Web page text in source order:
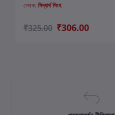
লেখক: সিদ্ধার্থ সিংহ
₹325.00 ₹306.00